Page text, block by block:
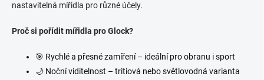
nastavitelná mířidla pro různé účely.
Proč si pořídit mířidla pro Glock?
🎯 Rychlé a přesné zamíření – ideální pro obranu i sport
🌙 Noční viditelnost – tritiová nebo světlovodná varianta